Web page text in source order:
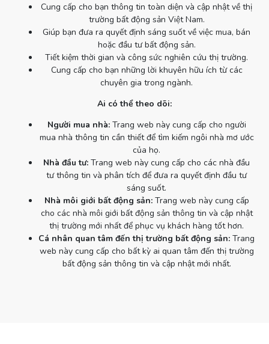
Cung cấp cho bạn thông tin toàn diện và cập nhật về thị
trường bất động sản Việt Nam.
Giúp bạn đưa ra quyết định sáng suốt về việc mua, bán
hoặc đầu tư bất động sản.
Tiết kiệm thời gian và công sức nghiên cứu thị trường.
Cung cấp cho bạn những lời khuyên hữu ích từ các
chuyên gia trong ngành.
Ai có thể theo dõi:
Người mua nhà:Trang web này cung cấp cho người
mua nhà thông tin cần thiết để tìm kiếm ngôi nhà mơ ước
của họ.
Nhà đầu tư: Trang web này cung cấp cho các nhà đầu
tư thông tin và phân tích để đưa ra quyết định đầu tư
sáng suốt.
Nhà môi giới bất động sản:Trang web này cung cấp
cho các nhà môi giới bất động sản thông tin và cập nhật
thị trường mới nhất để phục vụ khách hàng tốt hơn.
Cá nhân quan tâm đến thị trường bất động sản: Trang
web này cung cấp cho bất kỳ ai quan tâm đến thị trường
bất động sản thông tin và cập nhật mới nhất.